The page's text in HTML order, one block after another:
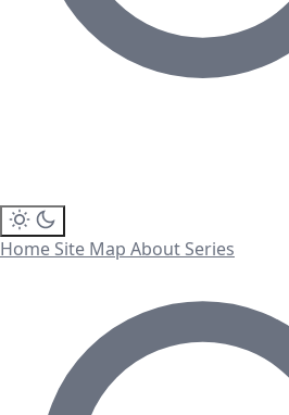
Home Site Map About Series